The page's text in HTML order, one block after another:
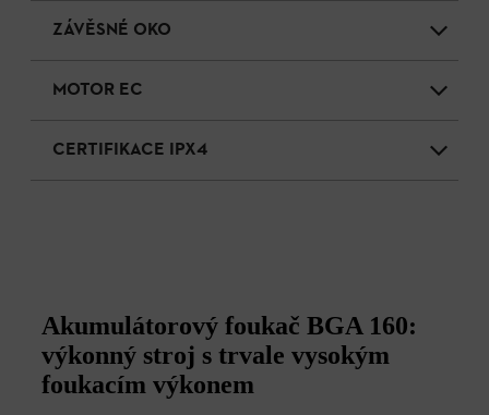
ZÁVĚSNÉ OKO
MOTOR EC
CERTIFIKACE IPX4
Akumulátorový foukač BGA 160:
výkonný stroj s trvale vysokým
foukacím výkonem